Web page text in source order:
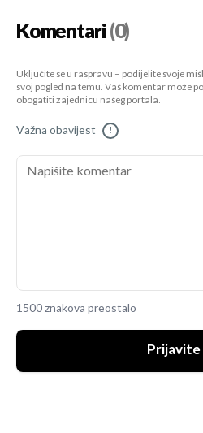
Komentari(0)
Uključite se u raspravu – podijelite svoje
svoj pogled na temu. Vaš komentar može
obogatiti zajednicu našeg portala.
Važna obavijest !
1500 znakova preostalo
Prijavite